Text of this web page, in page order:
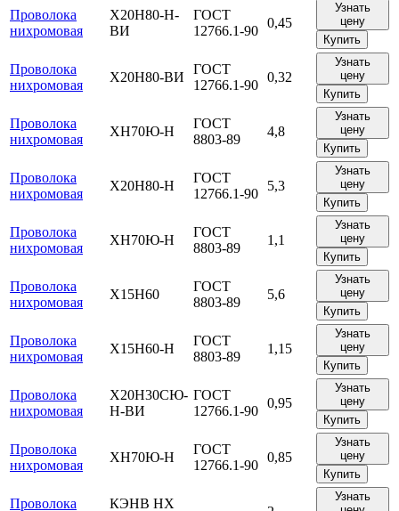
Проволока
нихромовая
Х20Н80-Н-
ВИ
ГОСТ
12766.1-90
0,45
Узнать
цену
Купить
Проволока
нихромовая
Х20Н80-ВИ
ГОСТ
12766.1-90
0,32
Узнать
цену
Купить
Проволока
нихромовая
ХН70Ю-Н
ГОСТ
8803-89
4,8
Узнать
цену
Купить
Проволока
нихромовая
Х20Н80-Н
ГОСТ
12766.1-90
5,3
Узнать
цену
Купить
Проволока
нихромовая
ХН70Ю-Н
ГОСТ
8803-89
1,1
Узнать
цену
Купить
Проволока
нихромовая
Х15Н60
ГОСТ
8803-89
5,6
Узнать
цену
Купить
Проволока
нихромовая
Х15Н60-Н
ГОСТ
8803-89
1,15
Узнать
цену
Купить
Проволока
нихромовая
Х20Н30СЮ-
Н-ВИ
ГОСТ
12766.1-90
0,95
Узнать
цену
Купить
Проволока
нихромовая
ХН70Ю-Н
ГОСТ
12766.1-90
0,85
Узнать
цену
Купить
Проволока КЭНВ НХ
Узнать